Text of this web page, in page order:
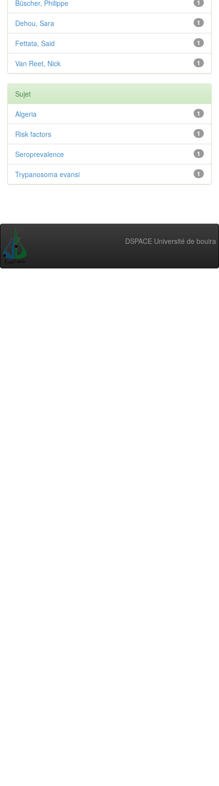
1
Büscher, Philippe
1
Dehou, Sara
1
Fettata, Said
1
Van Reet, Nick
Sujet
1
Algeria
1
Risk factors
1
Seroprevalence
1
Trypanosoma evansi
DSPACE Université de bouira